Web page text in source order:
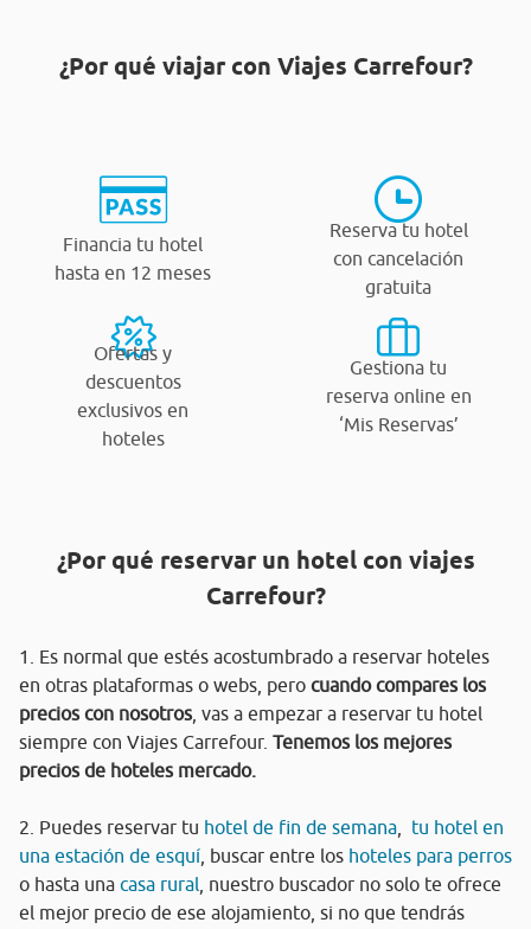
¿Por qué viajar con Viajes Carrefour?
Financia tu hotel
hasta en 12 meses
Reserva tu hotel
con cancelación
gratuita
Ofertas y
descuentos
exclusivos en
hoteles
Gestiona tu
reserva online en
‘Mis Reservas’
¿Por qué reservar un hotel con viajes
Carrefour?
1. Es normal que estés acostumbrado a reservar hoteles
en otras plataformas o webs, pero cuando compares los
precios con nosotros, vas a empezar a reservar tu hotel
siempre con Viajes Carrefour. Tenemos los mejores
precios de hoteles mercado.
2. Puedes reservar tu hotel de fin de semana
tu hotel en
una estación de esquí , buscar entre los hoteles para perros
o hasta una casa rural , nuestro buscador no solo te ofrece
el mejor precio de ese alojamiento, si no que tendrás